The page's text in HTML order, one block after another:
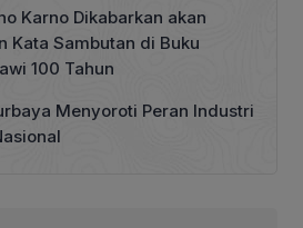
Karno Dikabarkan akan
Kata Sambutan di Buku
100 Tahun
Menyoroti Peran Industri